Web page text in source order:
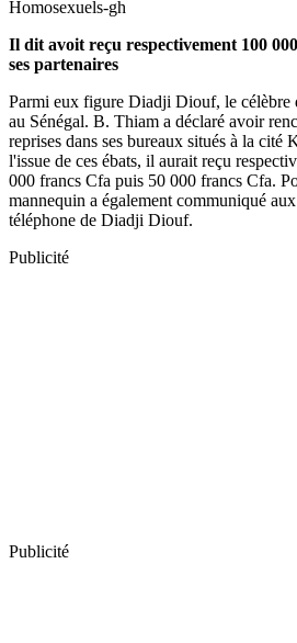
Homosexuels-gh
Il dit avoit reçu respectivement 100
ses partenaires
Parmi eux figure Diadji Diouf, le célèbre
au Sénégal. B. Thiam a déclaré avoir
reprises dans ses bureaux situés à la
l'issue de ces ébats, il aurait reçu
000 francs Cfa puis 50 000 francs Cfa.
mannequin a également communiqué
téléphone de Diadji Diouf.
Publicité
Publicité